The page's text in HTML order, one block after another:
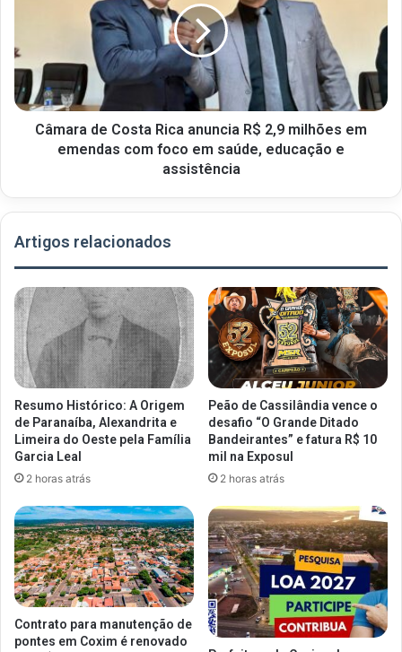
Câmara de Costa Rica anuncia R$ 2,9 milhões em
emendas com foco em saúde, educação e
assistência
Artigos relacionados
Resumo Histórico: A Origem
de Paranaíba, Alexandrita e
Limeira do Oeste pela Família
Garcia Leal
2 horas atrás
Peão de Cassilândia vence o
desafio “O Grande Ditado
Bandeirantes” e fatura R$ 10
mil na Exposul
2 horas atrás
Contrato para manutenção de
pontes em Coxim é renovado